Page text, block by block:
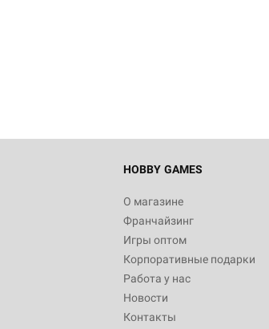
HOBBY GAMES
О магазине
Франчайзинг
Игры оптом
Корпоративные подарки
Работа у нас
Новости
Контакты